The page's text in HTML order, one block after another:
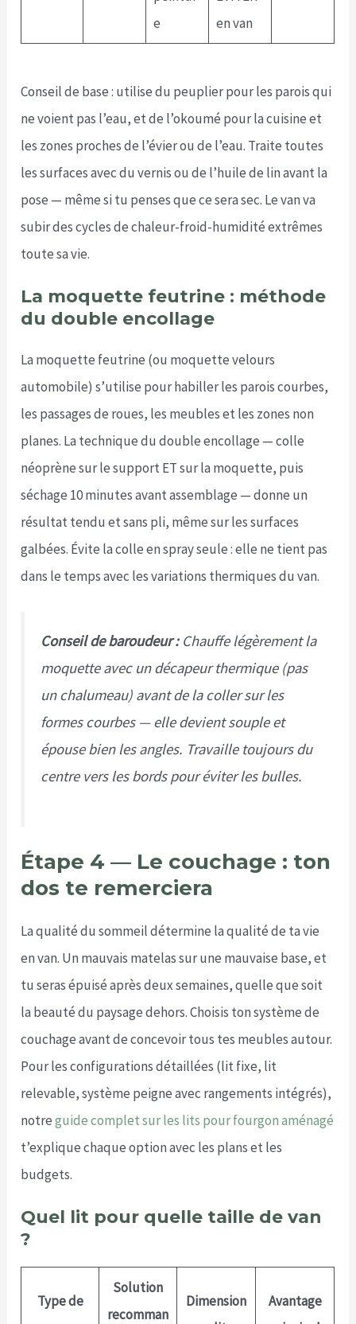
e
en van
Conseil de base : utilise du peuplier pour les parois qui
ne voient pas l’eau, et de l’okoumé pour la cuisine et
les zones proches de l’évier ou de l’eau. Traite toutes
les surfaces avec du vernis ou de l’huile de lin avant la
pose — même si tu penses que ce sera sec. Le van va
subir des cycles de chaleur-froid-humidité extrêmes
toute sa vie.
La moquette feutrine : méthode
du double encollage
La moquette feutrine (ou moquette velours
automobile) s’utilise pour habiller les parois courbes,
les passages de roues, les meubles et les zones non
planes. La technique du double encollage — colle
néoprène sur le support ET sur la moquette, puis
séchage 10 minutes avant assemblage — donne un
résultat tendu et sans pli, même sur les surfaces
galbées. Évite la colle en spray seule : elle ne tient pas
dans le temps avec les variations thermiques du van.
Conseil de baroudeur :Chauffe légèrement la
moquette avec un décapeur thermique (pas
un chalumeau) avant de la coller sur les
formes courbes — elle devient souple et
épouse bien les angles. Travaille toujours du
centre vers les bords pour éviter les bulles.
Étape 4 — Le couchage : ton
dos te remerciera
La qualité du sommeil détermine la qualité de ta vie
en van. Un mauvais matelas sur une mauvaise base, et
tu seras épuisé après deux semaines, quelle que soit
la beauté du paysage dehors. Choisis ton système de
couchage avant de concevoir tous tes meubles autour.
Pour les configurations détaillées (lit fixe, lit
relevable, système peigne avec rangements intégrés),
notreguide complet sur les lits pour fourgon aménagé
t’explique chaque option avec les plans et les
budgets.
Quel lit pour quelle taille de van
?
Type de
Solution
recomman
Dimension
Avantage